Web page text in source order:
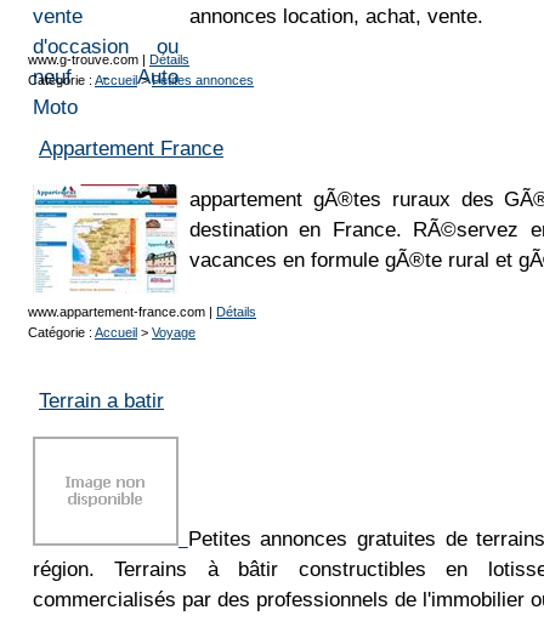
annonces location, achat, vente.
www.g-trouve.com | Détails
Catégorie : Accueil>Petites annonces
Appartement France
appartement gÃ®tes ruraux des
destination en France. RÃ©servez
vacances en formule gÃ®te rural et
www.appartement-france.com | Détails
Catégorie : Accueil > Voyage
Terrain a batir
Petites annonces gratuites de
région. Terrains à bâtir constructibles en
commercialisés par des professionnels de l'immobilier